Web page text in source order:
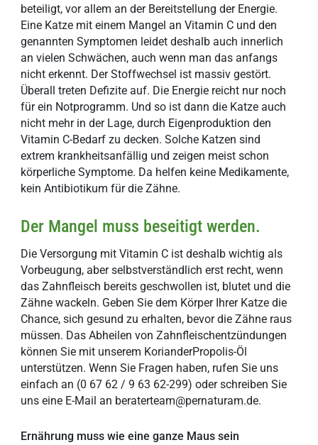
beteiligt, vor allem an der Bereitstellung der Energie.
Eine Katze mit einem Mangel an Vitamin C und den
genannten Symptomen leidet deshalb auch innerlich
an vielen Schwächen, auch wenn man das anfangs
nicht erkennt. Der Stoffwechsel ist massiv gestört.
Überall treten Defizite auf. Die Energie reicht nur noch
für ein Notprogramm. Und so ist dann die Katze auch
nicht mehr in der Lage, durch Eigenproduktion den
Vitamin C-Bedarf zu decken. Solche Katzen sind
extrem krankheitsanfällig und zeigen meist schon
körperliche Symptome. Da helfen keine Medikamente,
kein Antibiotikum für die Zähne.
Der Mangel muss beseitigt werden.
Die Versorgung mit Vitamin C ist deshalb wichtig als
Vorbeugung, aber selbstverständlich erst recht, wenn
das Zahnfleisch bereits geschwollen ist, blutet und die
Zähne wackeln. Geben Sie dem Körper Ihrer Katze die
Chance, sich gesund zu erhalten, bevor die Zähne raus
müssen. Das Abheilen von Zahnfleischentzündungen
können Sie mit unserem KorianderPropolis-Öl
unterstützen. Wenn Sie Fragen haben, rufen Sie uns
einfach an (0 67 62 / 9 63 62-299) oder schreiben Sie
uns eine E-Mail an beraterteam@pernaturam.de.
Ernährung muss wie eine ganze Maus sein